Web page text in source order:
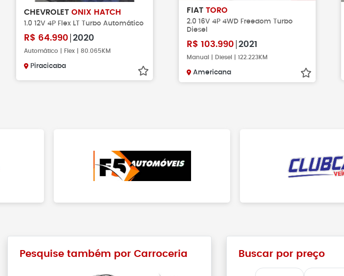
CHEVROLETONIX HATCH
1.0 12V 4P Flex LT Turbo Automático
R$ 64.990 2020
Automático | Flex | 80.065KM
Piracicaba
FIAT TORO
2.0 16V 4P 4WD Freedom Turbo
Diesel
R$ 103.990 2021
Manual | Diesel | 122.223KM
Americana
Pesquise também por Carroceria Buscar por preço